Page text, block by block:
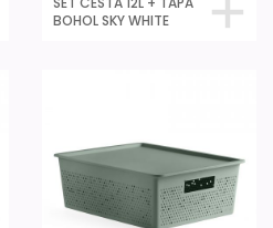
BOHOL SKY WHITE